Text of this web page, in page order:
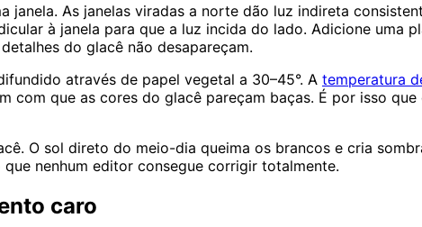
janela. As janelas viradas a norte dão luz indireta
à janela para que a luz incida do lado. Adicione uma
do glacê não desapareçam.
através de papel vegetal a 30–45°. A temperatura
que as cores do glacê pareçam baças. É por isso
O sol direto do meio-dia queima os brancos e cria
nenhum editor consegue corrigir totalmente.
caro